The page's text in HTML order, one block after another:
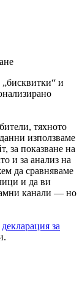
и
тяхното
използваме
за показване на
и за анализ на
да сравняваме
и да ви
канали — но
декларация за